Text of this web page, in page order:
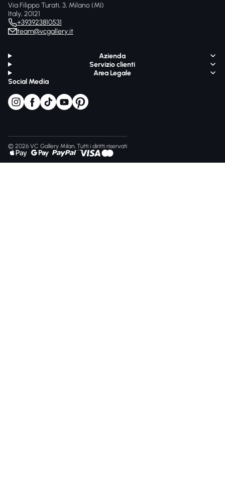
Via Filippo Turati, 3, Milano (MI)
Italy, 20121
+393923810531
team@vcgallery.it
Azienda
Servizio clienti
Area Legale
Social Media
© 2026 VC Gallery Milan, Tutti i diritti riservati